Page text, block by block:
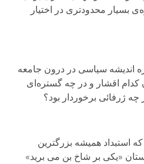
بسيار محدودتری در اختيار
انديشه سياسی در درون جامعه
کدام اقشار و در چه گستره‌ای
چه ژرفائی برخوردار بود؟
استبداد همیشه بزرگ­ترین
«یکی بر شاخ بن می برید»